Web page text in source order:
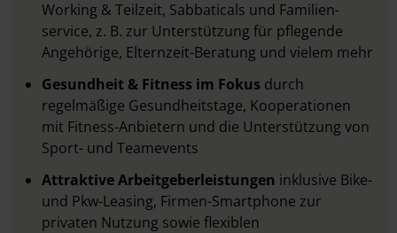
Working & Teilzeit, Sabbaticals und Familien-
service, z. B. zur Unterstützung für pflegende
Angehörige, Elternzeit-Beratung und vielem mehr
Gesundheit & Fitness im Fokus durch
regelmäßige Gesundheitstage, Kooperationen
mit Fitness-Anbietern und die Unterstützung von
Sport- und Teamevents
Attraktive Arbeitgeberleistungen inklusive Bike-
und Pkw-Leasing, Firmen-Smartphone zur
privaten Nutzung sowie flexiblen